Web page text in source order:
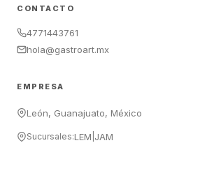
CONTACTO
4771443761
hola@gastroart.mx
EMPRESA
León, Guanajuato, México
Sucursales:LEM JAM